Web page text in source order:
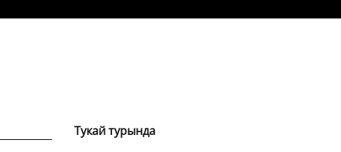
Тукай турында